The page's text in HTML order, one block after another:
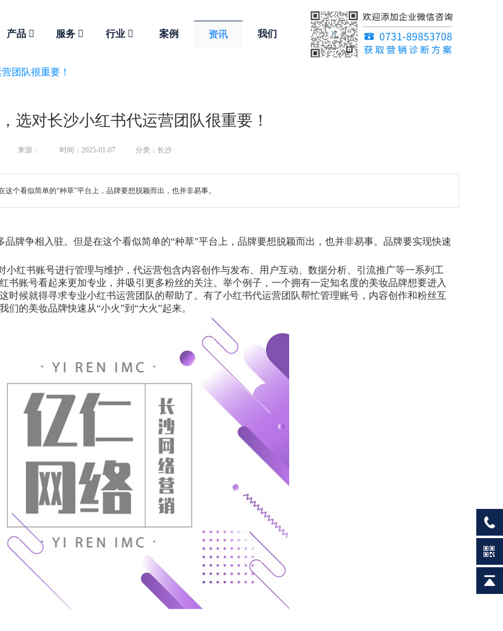
产品 服务 行业 案例 资讯 我们
选对长沙小红书代运营团队很重要！
来源： 时间：2025-01-07 分类：长沙
个看似简单的“种草”平台上，品牌要想脱颖而出，也并非易事。
品牌争相入驻。但是在这个看似简单的“种草”平台上，品牌要想脱颖而出，也并非易事。品牌要实现快速
小红书账号进行管理与维护，代运营包含内容创作与发布、用户互动、数据分析、引流推广等一系列工
书账号看起来更加专业，并吸引更多粉丝的关注。举个例子，一个拥有一定知名度的美妆品牌想要进入
时候就得寻求专业小红书运营团队的帮助了。有了小红书代运营团队帮忙管理账号，内容创作和粉丝互
的美妆品牌快速从“小火”到“大火”起来。
团队很重要！